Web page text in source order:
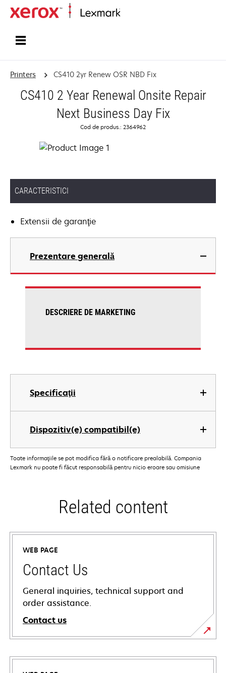
Printers CS410 2yr Renew OSR NBD Fix
CS410 2 Year Renewal Onsite Repair
Next Business Day Fix
Cod de produs.: 2364962
CARACTERISTICI
Extensii de garanţie
Prezentare generală
Specificaţii
Dispozitiv(e) compatibil(e)
DESCRIERE DE MARKETING
Toate informaţiile se pot modifica fără o notificare prealabilă. Compania
Lexmark nu poate fi făcut responsabilă pentru nicio eroare sau omisiune
Related content
WEB PAGE
Contact Us
General inquiries, technical support and
order assistance.
Contact us